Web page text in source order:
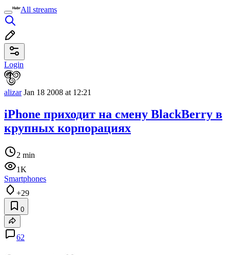
All streams
Login
alizarJan 18 2008 at 12:21
iPhone приходит на смену BlackBerry в
крупных корпорациях
2 min
1K
Smartphones
+29
0
62